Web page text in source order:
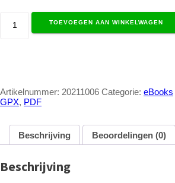
Roadbook
Elba
TOEVOEGEN AAN WINKELWAGEN
Artikelnummer: 20211006 Categorie: eBooks
GPX, PDF
Beschrijving Beoordelingen (0)
Beschrijving